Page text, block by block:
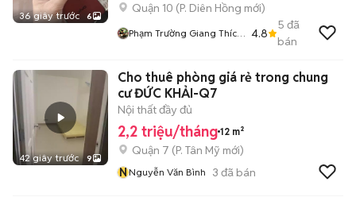
36 giây trước 6
Quận 10 (P. Diên Hồng mới)
Phạm Trường Giang Thích
4.8
5 đã
bán
42 giây trước 9
Cho thuê phòng giá rẻ trong chung
cư ĐỨC KHẢI-Q7
Nội thất đầy đủ
2,2 triệu/tháng 12 m²
Quận 7 (P. Tân Mỹ mới)
NNguyễn Văn Bình 3 đã bán